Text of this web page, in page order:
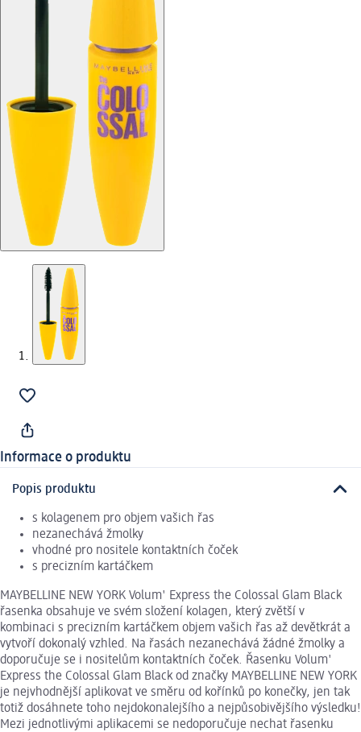
Informace o produktu
Popis produktu
s kolagenem pro objem vašich řas
nezanechává žmolky
vhodné pro nositele kontaktních čoček
s precizním kartáčkem
MAYBELLINE NEW YORK Volum' Express the Colossal Glam Black
řasenka obsahuje ve svém složení kolagen, který zvětší v
kombinaci s precizním kartáčkem objem vašich řas až devětkrát a
vytvoří dokonalý vzhled. Na řasách nezanechává žádné žmolky a
doporučuje se i nositelům kontaktních čoček. Řasenku Volum'
Express the Colossal Glam Black od značky MAYBELLINE NEW YORK
je nejvhodnější aplikovat ve směru od kořínků po konečky, jen tak
totiž dosáhnete toho nejdokonalejšího a nejpůsobivějšího výsledku!
Mezi jednotlivými aplikacemi se nedoporučuje nechat řasenku